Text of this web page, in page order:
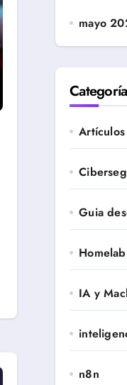
mayo
Artículos
Guia
Homelab
IA y
n8n